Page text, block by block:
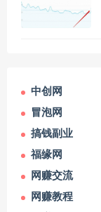
中创网
冒泡网
搞钱副业
福缘网
网赚交流
网赚教程